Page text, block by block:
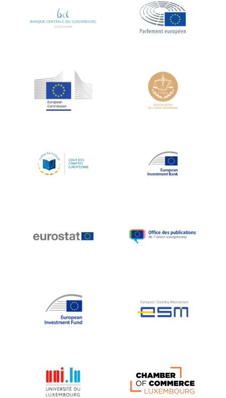
Lars Heikensten
Lucas Papademos
Máire Geoghegan-Quinn
Manolis Mavrommatis
Mario Centeno
Mario Monti
Michael Berry
Mireille Delmas-Marty
Nobuo Tanaka
Patrizia Nanz